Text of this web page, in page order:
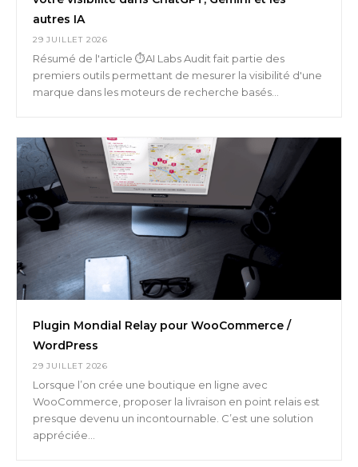
autres IA
29 JUILLET 2026
Résumé de l'article ⏱️AI Labs Audit fait partie des
premiers outils permettant de mesurer la visibilité d'une
marque dans les moteurs de recherche basés...
Plugin Mondial Relay pour WooCommerce /
WordPress
29 JUILLET 2026
Lorsque l’on crée une boutique en ligne avec
WooCommerce, proposer la livraison en point relais est
presque devenu un incontournable. C’est une solution
appréciée...